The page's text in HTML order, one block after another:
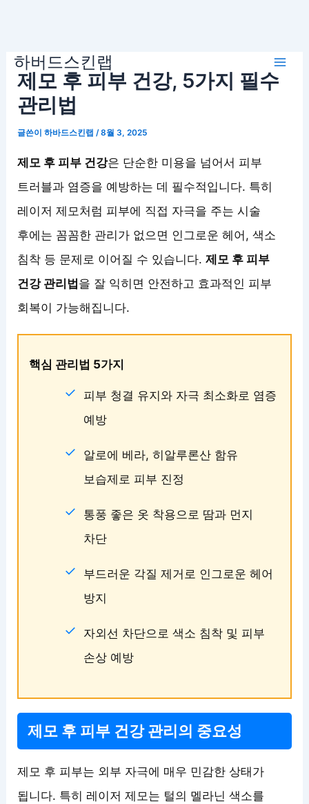
하버드스킨랩
제모 후 피부 건강, 5가지 필수
관리법
글쓴이하바드스킨랩/8월 3, 2025
제모 후 피부 건강은 단순한 미용을 넘어서 피부
트러블과 염증을 예방하는 데 필수적입니다. 특히
레이저 제모처럼 피부에 직접 자극을 주는 시술
후에는 꼼꼼한 관리가 없으면 인그로운 헤어, 색소
침착 등 문제로 이어질 수 있습니다.제모 후 피부
건강 관리법을 잘 익히면 안전하고 효과적인 피부
회복이 가능해집니다.
핵심 관리법 5가지
피부 청결 유지와 자극 최소화로 염증
예방
알로에 베라, 히알루론산 함유
보습제로 피부 진정
통풍 좋은 옷 착용으로 땀과 먼지
차단
부드러운 각질 제거로 인그로운 헤어
방지
자외선 차단으로 색소 침착 및 피부
손상 예방
제모 후 피부 건강 관리의 중요성
제모 후 피부는 외부 자극에 매우 민감한 상태가
됩니다. 특히 레이저 제모는 털의 멜라닌 색소를